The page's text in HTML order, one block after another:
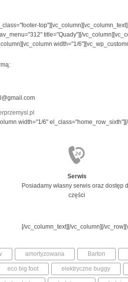
title="Quady"][/
width="1/
width="1/6"
Serwis
Posiadamy własny serwis oraz dostęp
części
[/vc_column_text][/vc_column][/
amortyzowana Barton
eco big foot elektryczne buggy